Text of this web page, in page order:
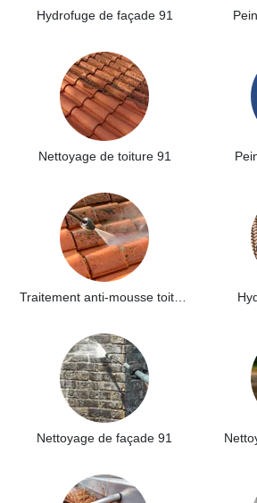
Hydrofuge de façade 91
Nettoyage de toiture 91
Nettoyage de façade 91